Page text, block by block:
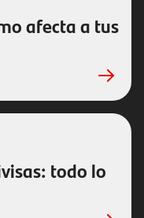
afecta a tus
todo lo